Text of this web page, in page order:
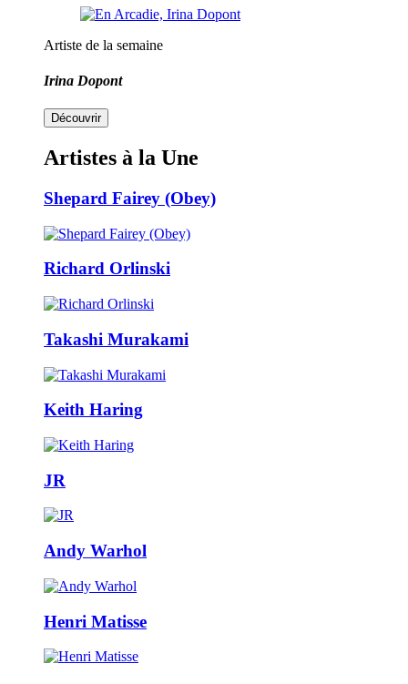
Artiste de la semaine
Irina Dopont
Découvrir
Artistes à la Une
Shepard Fairey (Obey)
Richard Orlinski
Takashi Murakami
Keith Haring
JR
Andy Warhol
Henri Matisse